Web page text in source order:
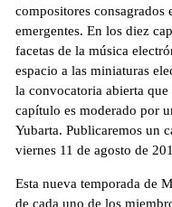
compositores consagrados
emergentes. En los diez
facetas de la música
espacio a las miniaturas
la convocatoria abierta
capítulo es moderado por
Yubarta. Publicaremos un
viernes 11 de agosto de
Esta nueva temporada de
de cada uno de los